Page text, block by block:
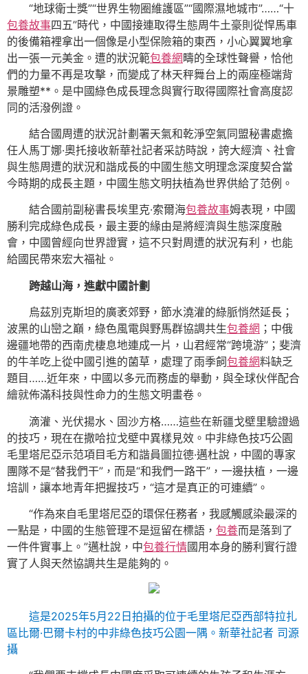
“地球衛士獎”“世界生物圈維護區”“國際濕地城市”……“十
包養故事四五”時代，中國接連取得生態周牛土豪則從悍馬車
的後備箱裡拿出一個像是小型保險箱的東西，小心翼翼地拿
出一張一元美金。遭的狀況範包養網疇的全球性聲譽，恰他
們的力量不再是攻擊，而變成了林天秤舞台上的兩座極端背
景雕塑**。是中國綠色成長理念與實行取得國際社會高度認
同的活潑例證。
結合國周遭的狀況計劃署天氣和乾淨空氣同盟秘書處擔
任人馬丁娜·奧托接收新華社記者采訪時說，誇大經濟、社會
與生態周遭的狀況和諧成長的中國生態文明理念深度契合當
今時期的成長主題，中國生態文明扶植為世界供給了范例。
結合國前副秘書長埃里克·索爾海包養故事姆表現，中國
勝利完成綠色成長，最主要的緣由是將經濟與生態深度融
會，中國曾經向世界證實，這不只對周遭的狀況有利，也能
給國民帶來宏大福祉。
跨越山海，進獻中國計劃
烏茲別克斯坦的廣袤郊野，節水澆灌的綠脈悄然延長；
波黑的山巒之巔，綠色風電與野馬群協調共生包養網 ；中俄
邊疆地帶的西南虎棲息地連成一片，山君經常“跨境游”；斐濟
的牛羊吃上從中國引進的菌草，處理了雨季飼包養網料缺乏
題目……近年來，中國以多元而務虛的舉動，與全球伙伴配合
繪就佈滿科技與性命力的生態文明畫卷。
滴灌、光伏揚水、固沙方格……這些在新疆戈壁里驗證過
的技巧，現在在撒哈拉戈壁中異樣見效。中非綠色技巧公園
毛里塔尼亞示范項目毛方和諧員圖拉德·邁杜說，中國的專家
團隊不是“替我們干”，而是“和我們一路干”，一邊扶植，一邊
培訓，讓本地青年把握技巧，“這才是真正的可連續”。
“作為來自毛里塔尼亞的環保任務者，我感觸感染最深的
一點是，中國的生態管理不是逗留在標語， 包養而是落到了
一件件實事上。”邁杜說，中包養行情國用本身的勝利實行證
實了人與天然協調共生是能夠的。
這是2025年5月22日拍攝的位于毛里塔尼亞西部特拉扎
區比爾·巴爾卡村的中非綠色技巧公園一隅。新華社記者 司源
攝